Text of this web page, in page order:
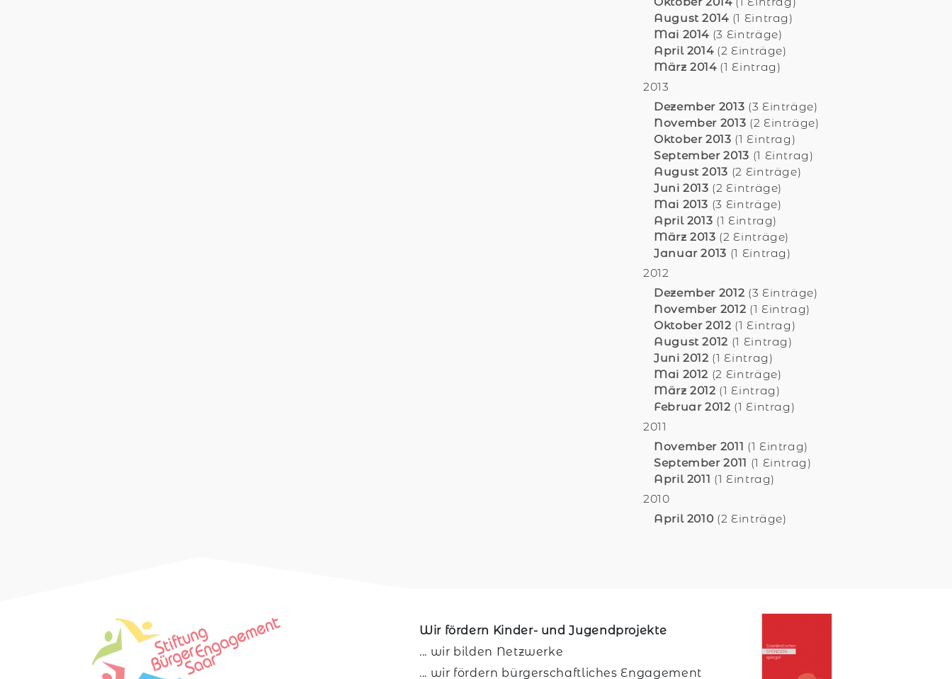
August 2014 (1 Eintrag)
Mai 2014 (3 Einträge)
April 2014(2 Einträge)
März 2014(1 Eintrag)
2013
Dezember 2013 (3 Einträge)
November 2013 (2 Einträge)
Oktober 2013 (1 Eintrag)
September 2013 (1 Eintrag)
August 2013 (2 Einträge)
Juni 2013 (2 Einträge)
Mai 2013 (3 Einträge)
April 2013 (1 Eintrag)
März 2013 (2 Einträge)
Januar 2013 (1 Eintrag)
2012
Dezember 2012 (3 Einträge)
November 2012 (1 Eintrag)
Oktober 2012 (1 Eintrag)
August 2012 (1 Eintrag)
Juni 2012 (1 Eintrag)
Mai 2012 (2 Einträge)
März 2012 (1 Eintrag)
Februar 2012 (1 Eintrag)
2011
November 2011 (1 Eintrag)
September 2011 (1 Eintrag)
April 2011 (1 Eintrag)
2010
April 2010(2 Einträge)
Wir fördern Kinder- und Jugendprojekte
... wir bilden Netzwerke
... wir fördern bürgerschaftliches Engagement